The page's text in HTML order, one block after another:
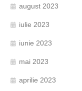
august 2023
iulie 2023
iunie 2023
mai 2023
aprilie 2023